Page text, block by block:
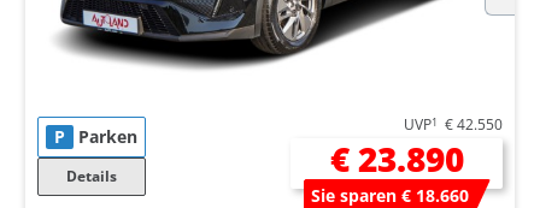
P Parken
Details
UVP1 € 42.550
€ 23.890
Sie sparen € 18.660